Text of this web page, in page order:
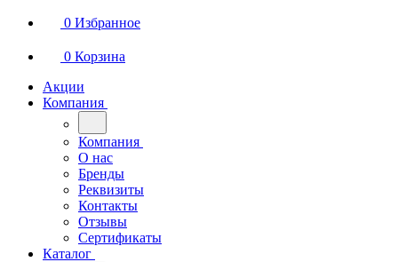
0 Избранное
0 Корзина
Акции
Компания
Компания
О нас
Бренды
Реквизиты
Контакты
Отзывы
Сертификаты
Каталог